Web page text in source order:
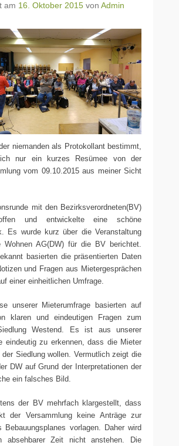
am 16. Oktober 2015 von Admin
niemanden als Protokollant bestimmt,
nur ein kurzes Resümee von der
vom 09.10.2015 aus meiner Sicht
mit den Bezirksverordneten(BV)
und entwickelte eine schöne
Es wurde kurz über die Veranstaltung
Wohnen AG(DW) für die BV berichtet.
basierten die präsentierten Daten
und Fragen aus Mietergesprächen
einer einheitlichen Umfrage.
unserer Mieterumfrage basierten auf
klaren und eindeutigen Fragen zum
Westend. Es ist aus unserer
eindeutig zu erkennen, dass die Mieter
der Siedlung wollen. Vermutlich zeigt die
DW auf Grund der Interpretationen der
ein falsches Bild.
der BV mehrfach klargestellt, dass
der Versammlung keine Anträge zur
Bebauungsplanes vorlagen. Daher wird
absehbarer Zeit nicht anstehen. Die